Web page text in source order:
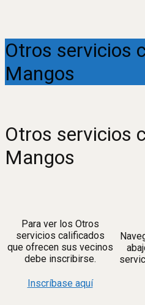
Otros servicios
Mangos
Otros servicios
Mangos
Para ver los Otros
servicios calificados
que ofrecen sus vecinos
debe inscribirse.
Inscríbase aquí